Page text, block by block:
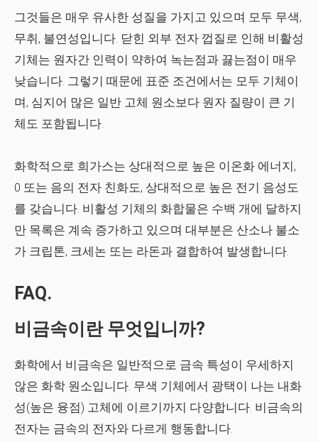
그것들은 매우 유사한 성질을 가지고 있으며 모두 무색,
무취, 불연성입니다. 닫힌 외부 전자 껍질로 인해 비활성
기체는 원자간 인력이 약하여 녹는점과 끓는점이 매우
낮습니다. 그렇기 때문에 표준 조건에서는 모두 기체이
며, 심지어 많은 일반 고체 원소보다 원자 질량이 큰 기
체도 포함됩니다.
화학적으로 희가스는 상대적으로 높은 이온화 에너지,
0 또는 음의 전자 친화도, 상대적으로 높은 전기 음성도
를 갖습니다. 비활성 기체의 화합물은 수백 개에 달하지
만 목록은 계속 증가하고 있으며 대부분은 산소나 불소
가 크립톤, 크세논 또는 라돈과 결합하여 발생합니다.
FAQ.
비금속이란 무엇입니까?
화학에서 비금속은 일반적으로 금속 특성이 우세하지
않은 화학 원소입니다. 무색 기체에서 광택이 나는 내화
성(높은 융점) 고체에 이르기까지 다양합니다. 비금속의
전자는 금속의 전자와 다르게 행동합니다.